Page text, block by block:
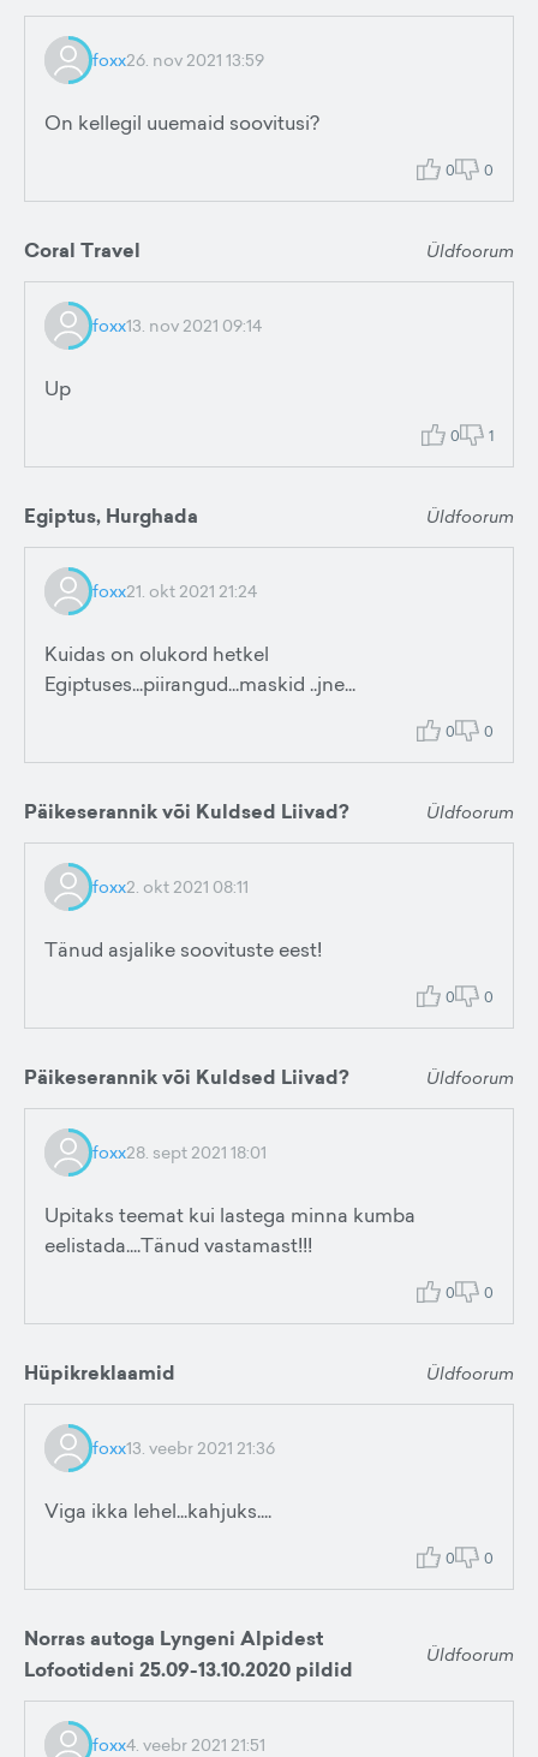
foxx26. nov 2021 13:59
On kellegil uuemaid soovitusi?
0 0
Coral Travel Üldfoorum
foxx13. nov 2021 09:14
Up
0 1
Egiptus, Hurghada Üldfoorum
foxx21. okt 2021 21:24
Kuidas on olukord hetkel
Egiptuses...piirangud...maskid ..jne...
0 0
Päikeserannik või Kuldsed Liivad? Üldfoorum
foxx2. okt 2021 08:11
Tänud asjalike soovituste eest!
0 0
Päikeserannik või Kuldsed Liivad? Üldfoorum
foxx28. sept 2021 18:01
Upitaks teemat kui lastega minna kumba
eelistada....Tänud vastamast!!!
0 0
Hüpikreklaamid Üldfoorum
foxx13. veebr 2021 21:36
Viga ikka lehel...kahjuks....
0 0
Norras autoga Lyngeni Alpidest
Lofootideni 25.09-13.10.2020 pildid
Üldfoorum
foxx4. veebr 2021 21:51